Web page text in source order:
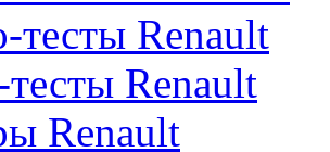
тесты Renault
Renault
Renault